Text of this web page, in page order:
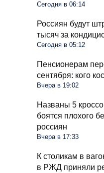
Сегодня в 06:14
Россиян будут
тысяч за
Сегодня в 05:12
Пенсионерам
сентября: кого
Вчера в 19:02
Названы 5
боятся плохого
россиян
Вчера в 17:33
К столикам в
в РЖД приняли